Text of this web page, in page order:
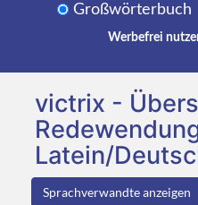
Großwörterbuch
Werbefrei
victrix -
Latein/
Sprachverwandte anzeigen